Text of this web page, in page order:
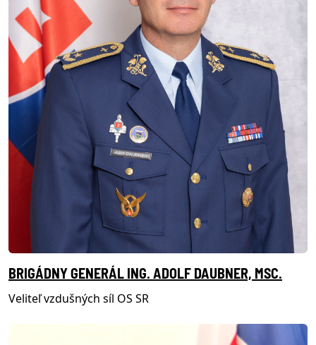
BRIGÁDNY GENERÁL ING. ADOLF DAUBNER, MSC.
Veliteľ vzdušných síl OS SR